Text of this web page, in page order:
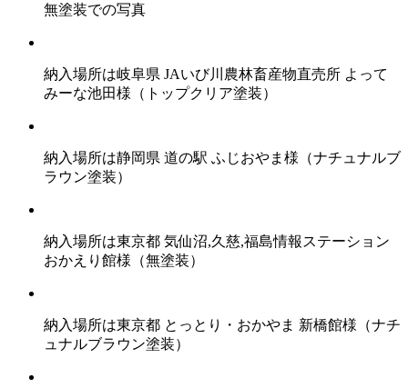
無塗装での写真
納入場所は岐阜県 JAいび川農林畜産物直売所 よって
みーな池田様（トップクリア塗装）
納入場所は静岡県 道の駅 ふじおやま様（ナチュナルブ
ラウン塗装）
納入場所は東京都 気仙沼,久慈,福島情報ステーション
おかえり館様（無塗装）
納入場所は東京都 とっとり・おかやま 新橋館様（ナチ
ュナルブラウン塗装）